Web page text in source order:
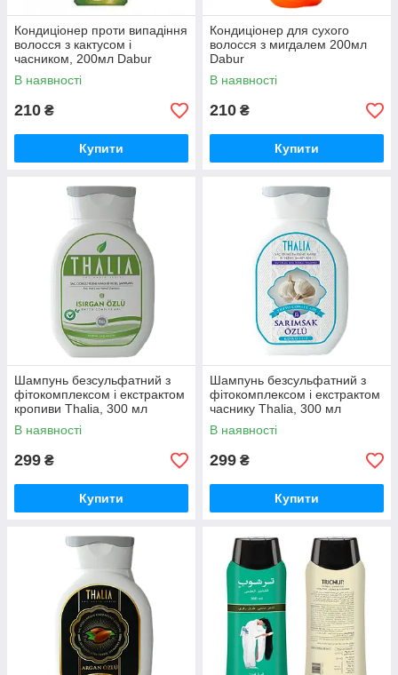
Кондиціонер проти випадіння
волосся з кактусом і
часником, 200мл Dabur
В наявності
210 ₴
Купити
Кондиціонер для сухого
волосся з мигдалем 200мл
Dabur
В наявності
210 ₴
Купити
Шампунь безсульфатний з
фітокомплексом і екстрактом
кропиви Тhalia, 300 мл
3601016
В наявності
299 ₴
Купити
Шампунь безсульфатний з
фітокомплексом і екстрактом
часнику Thalia, 300 мл
3601020
В наявності
299 ₴
Купити